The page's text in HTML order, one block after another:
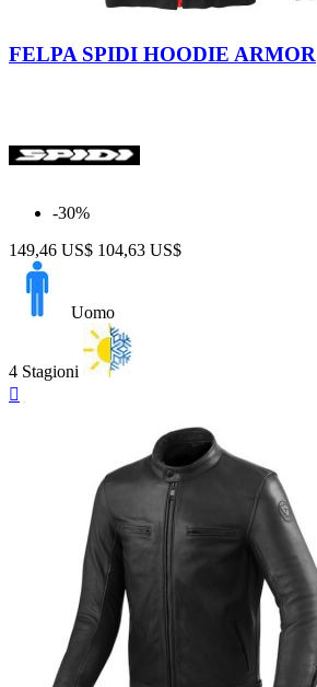
FELPA SPIDI HOODIE ARMOR
-30%
149,46 US$ 104,63 US$
Uomo
4 Stagioni
